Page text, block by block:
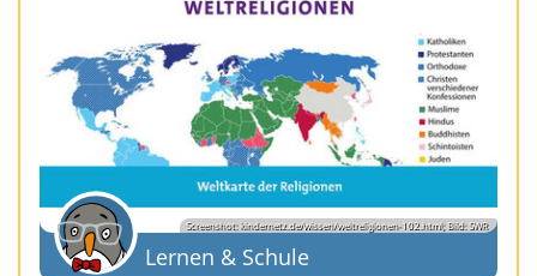
Screenshot: kindernetz.de/wissen/weltreligionen-102.html; Bild: SWR
Lernen & Schule